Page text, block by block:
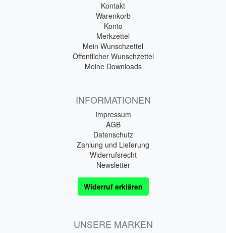
Kontakt
Warenkorb
Konto
Merkzettel
Mein Wunschzettel
Öffentlicher Wunschzettel
Meine Downloads
INFORMATIONEN
Impressum
AGB
Datenschutz
Zahlung und Lieferung
Widerrufsrecht
Newsletter
Widerruf erklären
UNSERE MARKEN